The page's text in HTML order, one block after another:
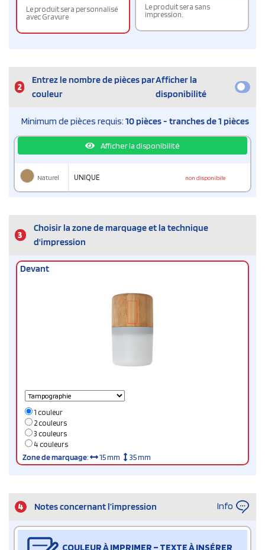
Le produit sera personnalisé
avec Gravure
Le produit sera sans
impression.
2
Entrez le nombre de pièces par
couleur
Afficher la
disponibilité
Minimum de pièces requis: 10 pièces - tranches de 1 pièces
Afficher la disponibilité
Naturel UNIQUE non disponibile
3
Choisir la zone de marquage et la technique
d'impression
Devant
1 couleur
2 couleurs
3 couleurs
4 couleurs
Zone de marquage: 15 mm 35 mm
4 Notes concernant l’impression Info
COULEUR À IMPRIMER – TEXTE À INSÉRER